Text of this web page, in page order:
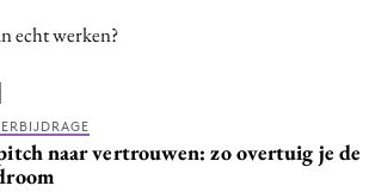
echt werken?
naar vertrouwen: zo overtuig je de